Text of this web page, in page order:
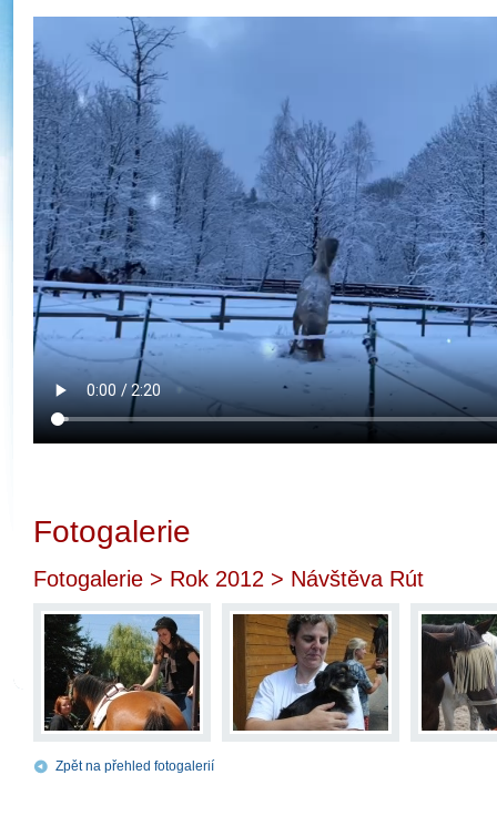
Fotogalerie
Fotogalerie > Rok 2012 > Návštěva Rút
Zpět na přehled fotogalerií